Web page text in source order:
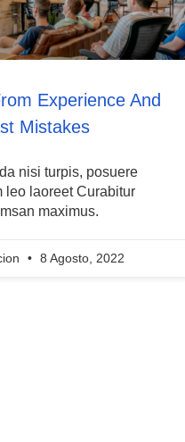
Experience And
Mistakes
nisi turpis, posuere
leo laoreet Curabitur
maximus.
8 Agosto, 2022